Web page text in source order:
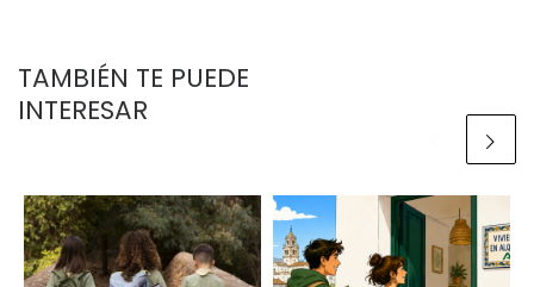
TAMBIÉN TE PUEDE
INTERESAR